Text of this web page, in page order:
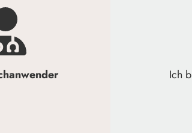
einzustufen. Diese sind in
und die eingebrachten
Effekte ist essenziell, um
Reaktionen können je nach
Reaktionen
Ich